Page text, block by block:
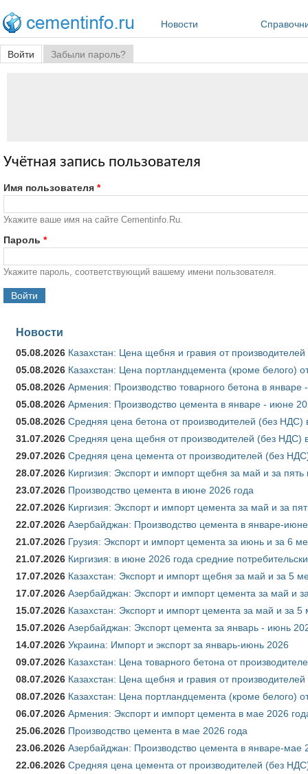
Новости
Главные вкладки
Войти (активная вкладка)
Забыли пароль?
Учётная запись пользователя
Имя пользователя *
Укажите ваше имя на сайте Cementinfo.Ru.
Пароль *
Укажите пароль, соответствующий вашему имени пользователя.
Новости
05.08.2026 Казахстан: Цена щебня и гравия от
05.08.2026 Казахстан: Цена портландцемента (кроме белого)
05.08.2026 Армения: Производство товарного бетона в январе
05.08.2026 Армения: Производство цемента в январе - июне
05.08.2026 Средняя цена бетона от производителей (без НДС)
31.07.2026 Средняя цена щебня от производителей (без НДС)
29.07.2026 Средняя цена цемента от производителей (без
28.07.2026 Киргизия: Экспорт и импорт щебня за май и за
23.07.2026 Производство цемента в июне 2026 года
22.07.2026 Киргизия: Экспорт и импорт цемента за май и за
22.07.2026 Азербайджан: Производство цемента в январе-
21.07.2026 Грузия: Экспорт и импорт цемента за июнь и за 6
21.07.2026 Киргизия: в июне 2026 года средние
17.07.2026 Казахстан: Экспорт и импорт щебня за май и за 5
17.07.2026 Азербайджан: Экспорт и импорт цемента за май и
15.07.2026 Казахстан: Экспорт и импорт цемента за май и за
15.07.2026 Азербайджан: Экспорт цемента за январь - июнь
14.07.2026 Украина: Импорт и экспорт за январь-июнь 2026
09.07.2026 Казахстан: Цена товарного бетона от
08.07.2026 Казахстан: Цена щебня и гравия от
08.07.2026 Казахстан: Цена портландцемента (кроме белого)
06.07.2026 Армения: Экспорт и импорт цемента в мае 2026
25.06.2026 Производство цемента в мае 2026 года
23.06.2026 Азербайджан: Производство цемента в январе-мае
22.06.2026 Средняя цена цемента от производителей (без